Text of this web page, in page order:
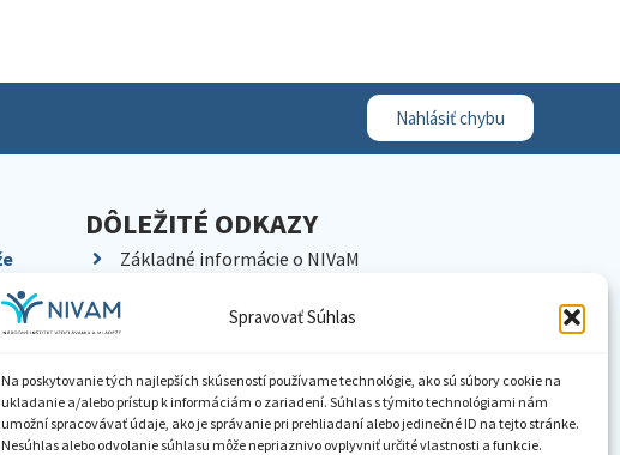
Spravovať Súhlas
Na poskytovanie tých najlepších skúseností používame technológie, ako sú súbory cookie na
ukladanie a/alebo prístup k informáciám o zariadení. Súhlas s týmito technológiami nám
umožní spracovávať údaje, ako je správanie pri prehliadaní alebo jedinečné ID na tejto stránke.
Nesúhlas alebo odvolanie súhlasu môže nepriaznivo ovplyvniť určité vlastnosti a funkcie.
Nahlásiť chybu
DÔLEŽITÉ ODKAZY
Základné informácie o NIVaM
Kariéra
Pracoviská NIVaM
Dokumenty inštitúcie